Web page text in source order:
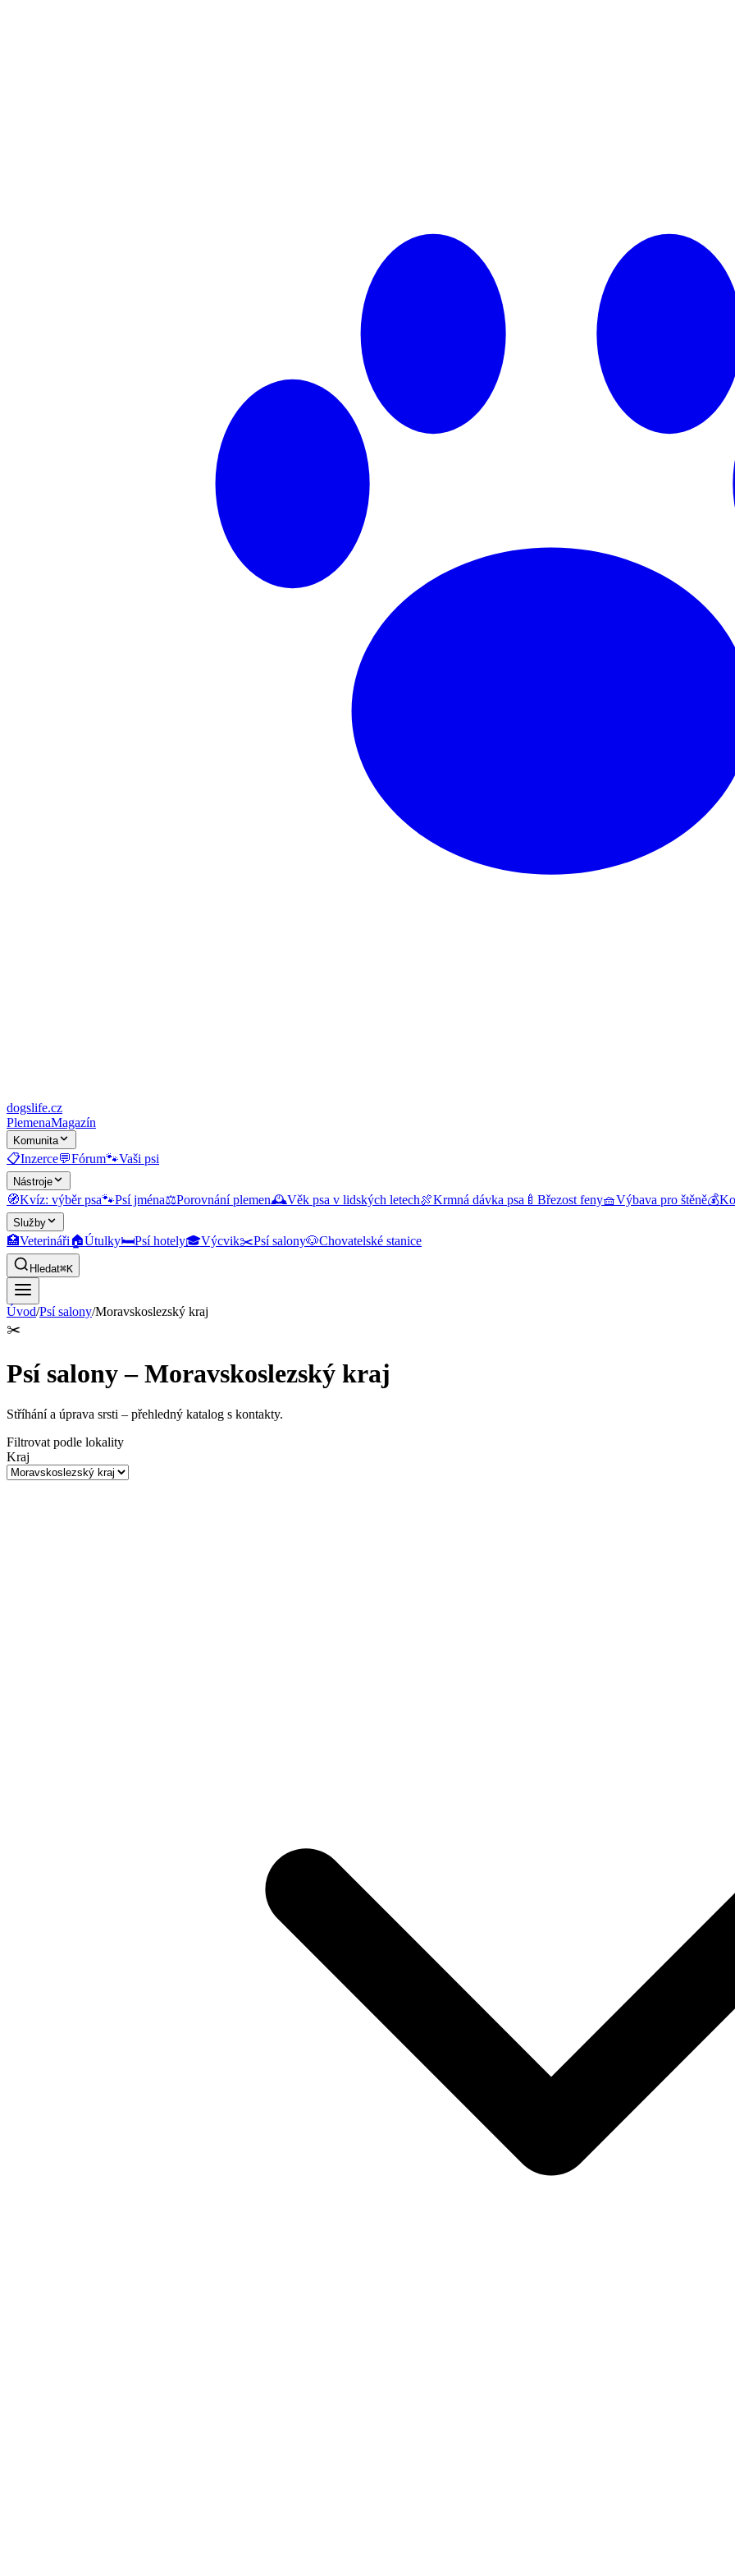
dogslife.cz
PlemenaMagazín
Komunita
📋Inzerce💬Fórum🐾Vaši psi
Nástroje
🧭Kvíz: výběr psa🐾Psí jména⚖️Porovnání plemen🕰️Věk psa v lidských letech🍖Krmná dávka psa 🍼 Březost feny🧺Výbava pro štěně💰
Služby
🏥Veterináři🏠Útulky🛏️Psí hotely🎓Výcvik✂️Psí salony🐶Chovatelské stanice
Hledat⌘K
Úvod/Psí salony/Moravskoslezský kraj
✂️
Psí salony – Moravskoslezský kraj
Stříhání a úprava srsti – přehledný katalog s kontakty.
Filtrovat podle lokality
Kraj